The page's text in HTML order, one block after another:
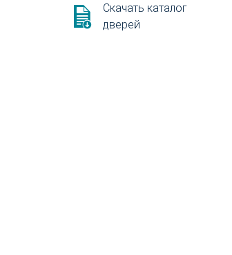
Скачать каталог
дверей